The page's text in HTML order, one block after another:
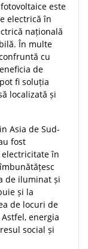
este
electrică în
națională
În multe
cu
de
fi soluția
localizată și
Asia de Sud-
fost
în
de iluminat și
și la
de locuri de
energia
social și